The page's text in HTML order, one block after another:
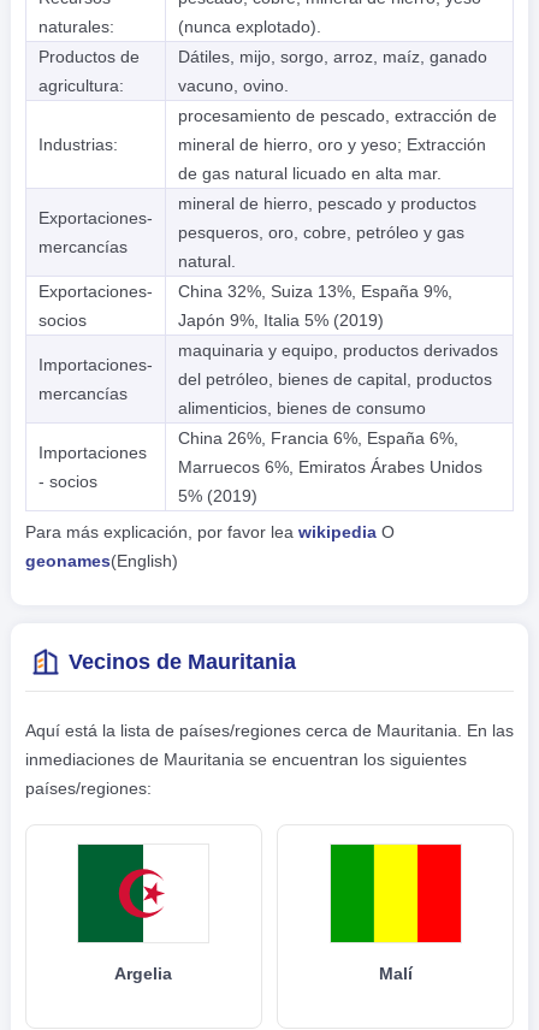
naturales:
(nunca explotado).
Productos de
agricultura:
Dátiles, mijo, sorgo, arroz, maíz, ganado
vacuno, ovino.
Industrias:
procesamiento de pescado, extracción de
mineral de hierro, oro y yeso; Extracción
de gas natural licuado en alta mar.
Exportaciones-
mercancías
mineral de hierro, pescado y productos
pesqueros, oro, cobre, petróleo y gas
natural.
Exportaciones-
socios
China 32%, Suiza 13%, España 9%,
Japón 9%, Italia 5% (2019)
Importaciones-
mercancías
maquinaria y equipo, productos derivados
del petróleo, bienes de capital, productos
alimenticios, bienes de consumo
Importaciones
- socios
China 26%, Francia 6%, España 6%,
Marruecos 6%, Emiratos Árabes Unidos
5% (2019)
Para más explicación, por favor lea wikipediaO
geonames(English)
Vecinos de Mauritania
Aquí está la lista de países/regiones cerca de Mauritania. En las
inmediaciones de Mauritania se encuentran los siguientes
países/regiones:
Argelia Malí